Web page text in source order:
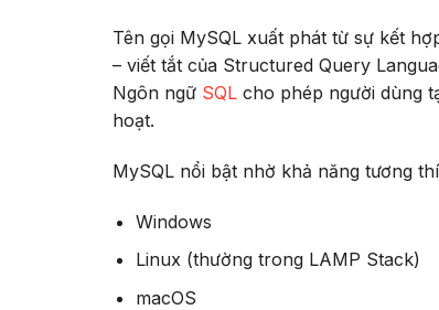
Tên gọi MySQL xuất phát từ sự kết
– viết tắt của Structured Query
Ngôn ngữ SQL cho phép người dùng
hoạt.
MySQL nổi bật nhờ khả năng tương
Windows
Linux (thường trong LAMP Stack)
macOS